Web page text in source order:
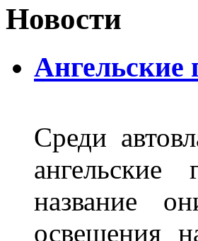
Новости
Ангельские
Среди
название
освещения